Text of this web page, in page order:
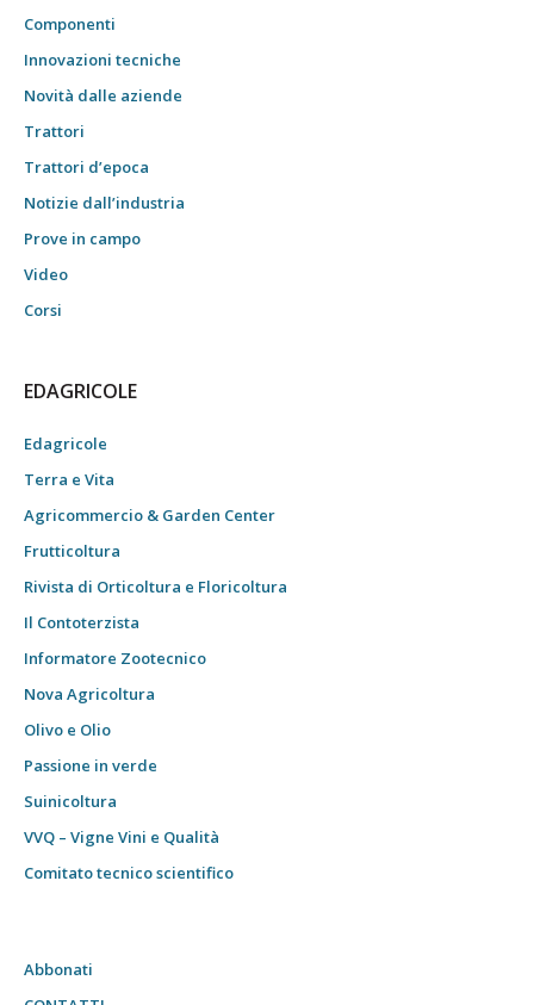
Componenti
Innovazioni tecniche
Novità dalle aziende
Trattori
Trattori d’epoca
Notizie dall’industria
Prove in campo
Video
Corsi
EDAGRICOLE
Edagricole
Terra e Vita
Agricommercio & Garden Center
Frutticoltura
Rivista di Orticoltura e Floricoltura
Il Contoterzista
Informatore Zootecnico
Nova Agricoltura
Olivo e Olio
Passione in verde
Suinicoltura
VVQ – Vigne Vini e Qualità
Comitato tecnico scientifico
Abbonati